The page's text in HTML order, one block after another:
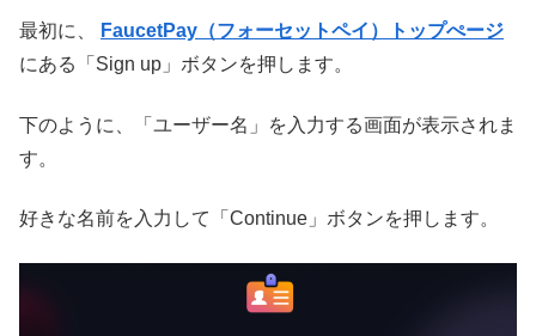
最初に、
FaucetPay（フォーセットペイ）トップぺージ
にある「Sign up」ボタンを押します。
下のように、「ユーザー名」を入力する画面が表示されま
す。
好きな名前を入力して「Continue」ボタンを押します。